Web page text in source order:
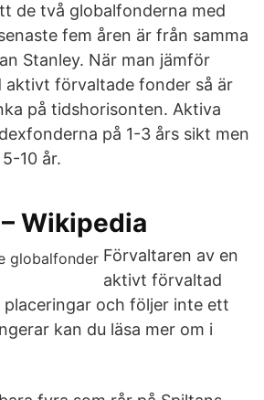
de två globalfonderna med
fem åren är från samma
Stanley. När man jämför
aktivt förvaltade fonder så är
på tidshorisonten. Aktiva
på 1-3 års sikt men
10 år.
Wikipedia
Förvaltaren av en
aktivt förvaltad
och följer inte ett
kan du läsa mer om i